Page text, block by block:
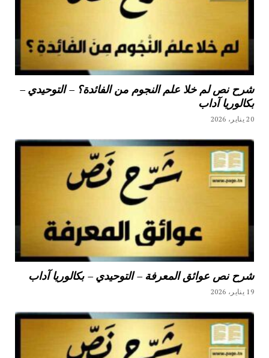
شرح نص لم خلا علم النجوم من الفائدة؟ – التوحيدي –
بكالوريا آداب
20 يناير، 2026
شرح نص عوائق المعرفة – التوحيدي – بكالوريا آداب
19 يناير، 2026